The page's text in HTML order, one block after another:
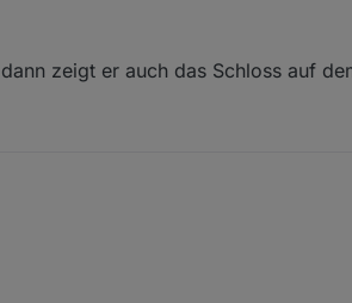
zeigt er auch das Schloss auf